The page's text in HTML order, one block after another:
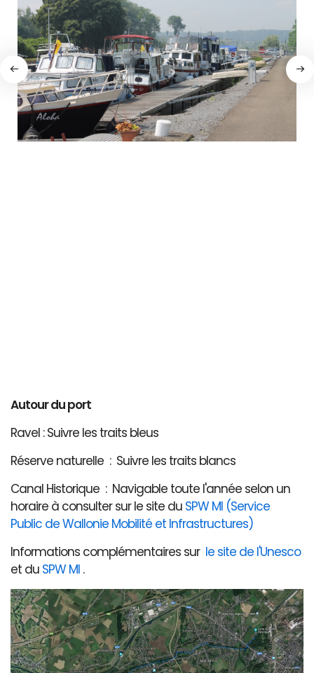
Autour du port
Ravel : Suivre les traits bleus
Réserve naturelle : Suivre les traits blancs
Canal Historique : Navigable toute l'année selon un
horaire à consulter sur le site du SPW MI (Service
Public de Wallonie Mobilité et Infrastructures)
Informations complémentaires sur le site de l'Unesco
et du SPW MI .